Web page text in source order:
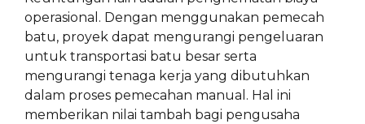
operasional. Dengan menggunakan pemecah
batu, proyek dapat mengurangi pengeluaran
untuk transportasi batu besar serta
mengurangi tenaga kerja yang dibutuhkan
dalam proses pemecahan manual. Hal ini
memberikan nilai tambah bagi pengusaha